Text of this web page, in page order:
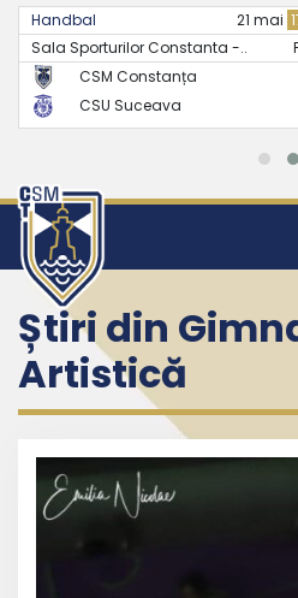
Handbal 21 mai
Sala Sporturilor Constanta -..
CSM Constanța
CSU Suceava
Știri din
Artistică